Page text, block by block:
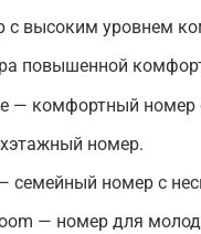
с высоким уровнем
повышенной
— комфортный номер
номер.
семейный номер с
— номер для